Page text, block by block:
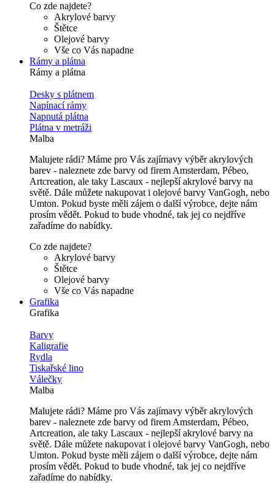
Co zde najdete?
Akrylové barvy
Štětce
Olejové barvy
Vše co Vás napadne
Rámy a plátna
Rámy a plátna
Desky s plátnem
Napínací rámy
Napnutá plátna
Plátna v metráži
Malba
Malujete rádi? Máme pro Vás zajímavy výběr akrylových
barev - naleznete zde barvy od firem Amsterdam, Pébeo,
Artcreation, ale taky Lascaux - nejlepší akrylové barvy na
světě. Dále můžete nakupovat i olejové barvy VanGogh, nebo
Umton. Pokud byste měli zájem o další výrobce, dejte nám
prosím vědět. Pokud to bude vhodné, tak jej co nejdříve
zařadíme do nabídky.
Co zde najdete?
Akrylové barvy
Štětce
Olejové barvy
Vše co Vás napadne
Grafika
Grafika
Barvy
Kaligrafie
Rydla
Tiskařské lino
Válečky
Malba
Malujete rádi? Máme pro Vás zajímavy výběr akrylových
barev - naleznete zde barvy od firem Amsterdam, Pébeo,
Artcreation, ale taky Lascaux - nejlepší akrylové barvy na
světě. Dále můžete nakupovat i olejové barvy VanGogh, nebo
Umton. Pokud byste měli zájem o další výrobce, dejte nám
prosím vědět. Pokud to bude vhodné, tak jej co nejdříve
zařadíme do nabídky.